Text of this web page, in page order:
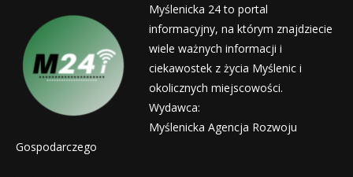
Myślenicka 24 to portal
informacyjny, na którym znajdziecie
wiele ważnych informacji i
ciekawostek z życia Myślenic i
okolicznych miejscowości.
Wydawca:
Myślenicka Agencja Rozwoju
Gospodarczego